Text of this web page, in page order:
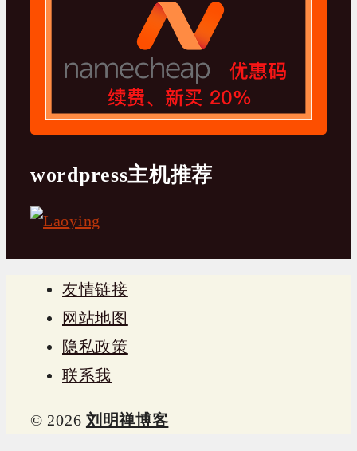
wordpress主机推荐
友情链接
网站地图
隐私政策
联系我
© 2026 刘明禅博客